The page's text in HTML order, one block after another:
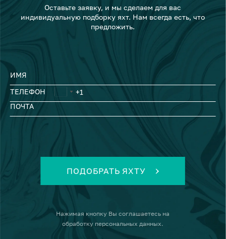
Оставьте заявку, и мы сделаем для вас
индивидуальную подборку яхт. Нам всегда есть, что
предложить.
ИМЯ
ТЕЛЕФОН
ПОЧТА
ПОДОБРАТЬ ЯХТУ
Нажимая кнопку Вы соглашаетесь на
обработку персональных данных.